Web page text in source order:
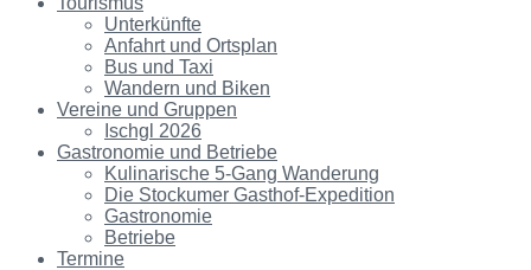
Unterkünfte
Anfahrt und Ortsplan
Bus und Taxi
Wandern und Biken
Vereine und Gruppen
Ischgl 2026
Gastronomie und Betriebe
Kulinarische 5-Gang Wanderung
Die Stockumer Gasthof-Expedition
Gastronomie
Betriebe
Termine